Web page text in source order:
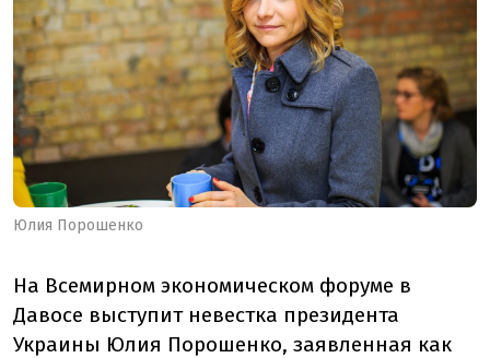
Юлия Порошенко
На Всемирном экономическом форуме в
Давосе выступит невестка президента
Украины Юлия Порошенко, заявленная как